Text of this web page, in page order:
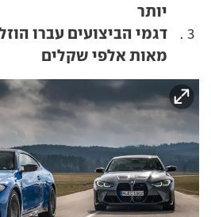
יותר
דגמי הביצועים עברו
מאות אלפי שקלים